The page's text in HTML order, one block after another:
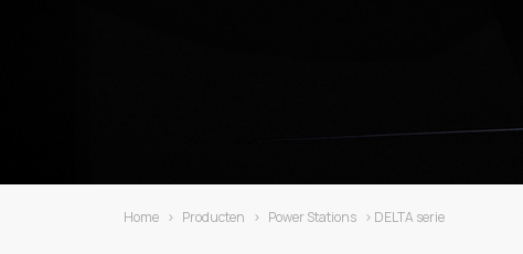
Home › Producten › Power Stations › DELTA serie